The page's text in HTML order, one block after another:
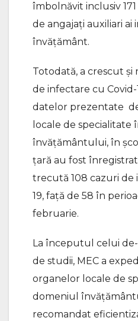
îmbolnăvit inclusiv
de angajați auxiliari ai
învățământ.
Totodată, a crescut
de infectare cu
datelor prezentate
locale de specialitate
învățământului, în
țară au fost
trecută 108 cazuri de
19, față de 58 în
februarie.
La începutul celui
de studii, MEC a
organelor locale de
domeniul
recomandat